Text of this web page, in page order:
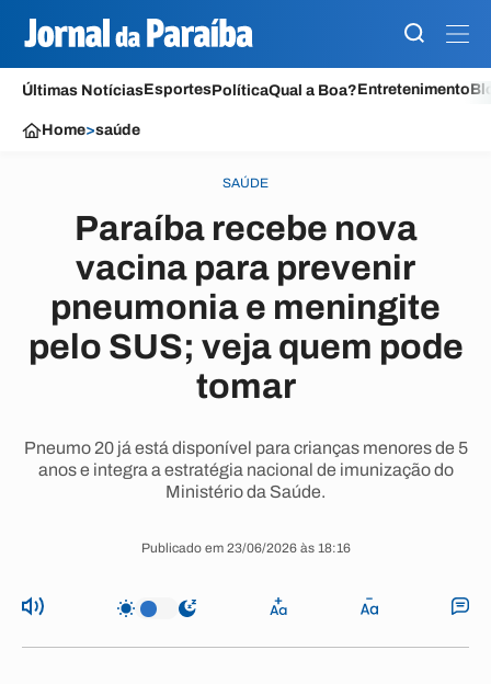
Últimas NotíciasEsportesPolíticaQual a Boa?Entretenimento
Home>saúde
SAÚDE
Paraíba recebe nova
vacina para prevenir
pneumonia e meningite
pelo SUS; veja quem pode
tomar
Pneumo 20 já está disponível para crianças menores de 5
anos e integra a estratégia nacional de imunização do
Ministério da Saúde.
Publicado em 23/06/2026 às 18:16